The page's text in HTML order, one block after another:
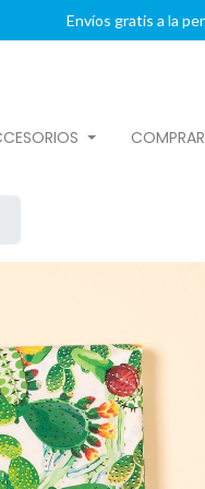
Envíos gratis a la